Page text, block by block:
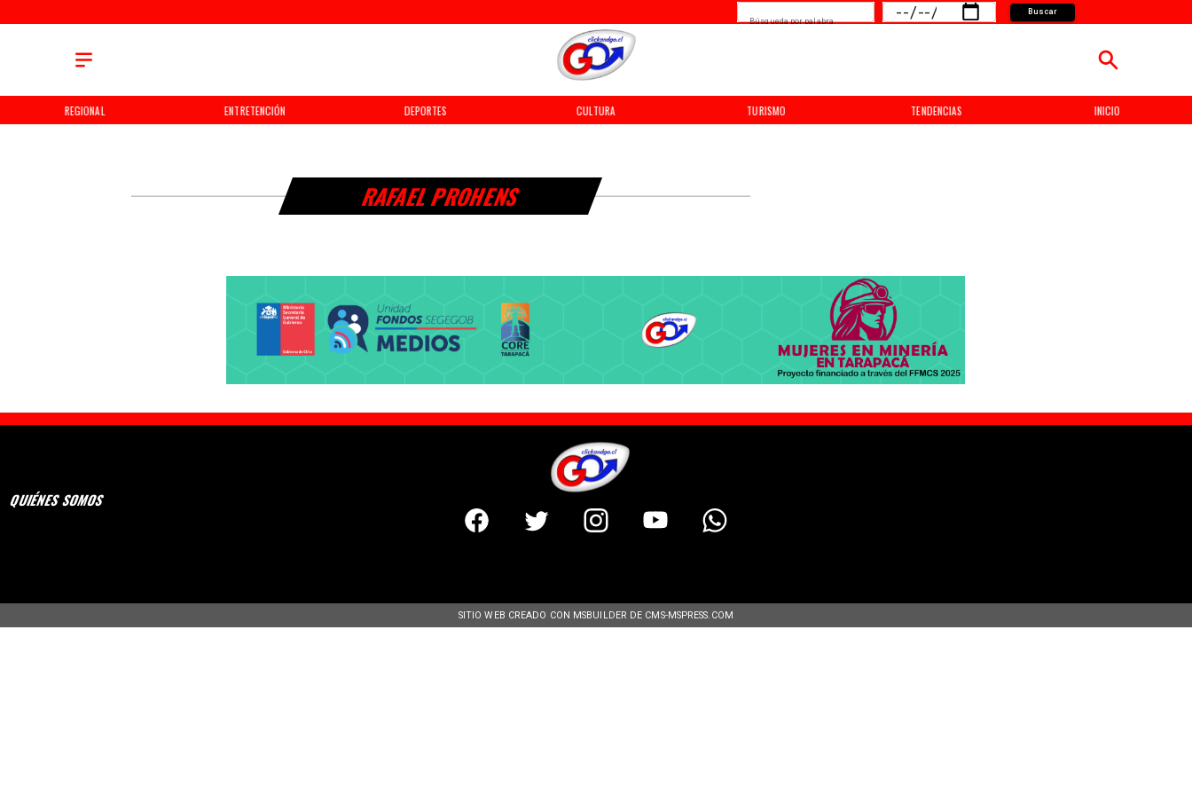
REGIONAL ENTRETENCIÓN DEPORTES CULTURA TURISMO TENDENCIAS INICIO
Buscar
Búsqueda por palabra
RAFAEL PROHENS
SITIO WEB CREADO CON MSBUILDER DE CMS-MSPRESS.COM
QUIÉNES SOMOS